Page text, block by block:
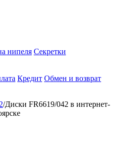
нипеля Секретки
Кредит Обмен и возврат
/Диски FR6619/042 в интернет-